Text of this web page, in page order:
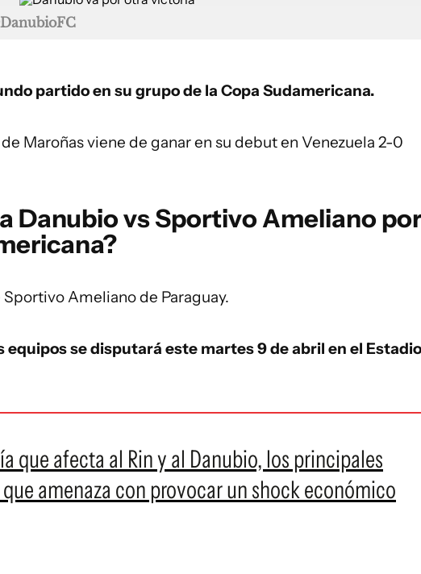
partido en su grupo de la Copa Sudamericana.
Maroñas viene de ganar en su debut en Venezuela 2-0
Danubio vs Sportivo Ameliano por
Ameliano de Paraguay.
equipos se disputará este martes 9 de abril en el Estadio
que afecta al Rin y al Danubio, los principales
amenaza con provocar un shock económico